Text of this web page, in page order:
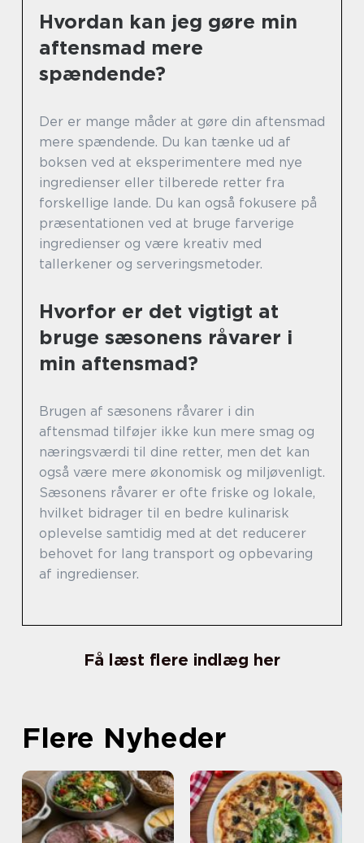
Hvordan kan jeg gøre min
aftensmad mere
spændende?
Der er mange måder at gøre din aftensmad
mere spændende. Du kan tænke ud af
boksen ved at eksperimentere med nye
ingredienser eller tilberede retter fra
forskellige lande. Du kan også fokusere på
præsentationen ved at bruge farverige
ingredienser og være kreativ med
tallerkener og serveringsmetoder.
Hvorfor er det vigtigt at
bruge sæsonens råvarer i
min aftensmad?
Brugen af sæsonens råvarer i din
aftensmad tilføjer ikke kun mere smag og
næringsværdi til dine retter, men det kan
også være mere økonomisk og miljøvenligt.
Sæsonens råvarer er ofte friske og lokale,
hvilket bidrager til en bedre kulinarisk
oplevelse samtidig med at det reducerer
behovet for lang transport og opbevaring
af ingredienser.
Få læst flere indlæg her
Flere Nyheder